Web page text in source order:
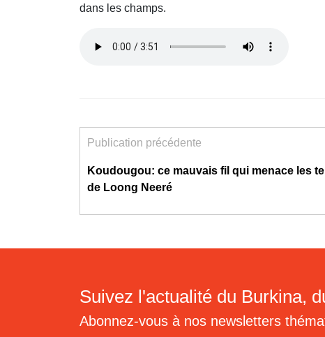
dans les champs.
Publication précédente
Koudougou: ce mauvais fil qui menace les
de Loong Neeré
Suivez l'actualité du Burkina,
Abonnez-vous à nos newsletters